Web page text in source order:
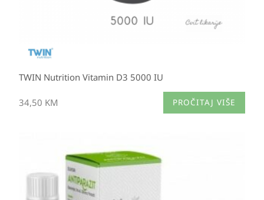
TWIN Nutrition Vitamin D3 5000 IU
34,50 KM PROČITAJ VIŠE